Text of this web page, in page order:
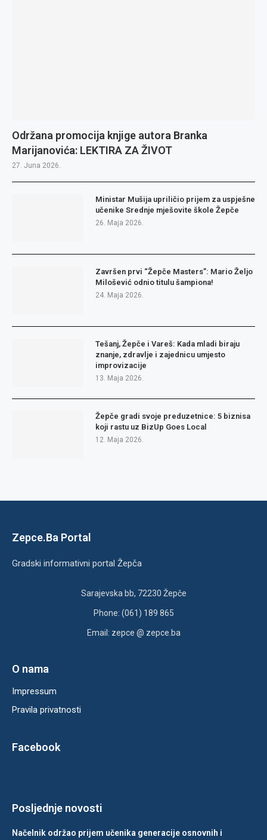
Održana promocija knjige autora Branka
Marijanovića: LEKTIRA ZA ŽIVOT
27. Juna 2026.
Ministar Mušija upriličio prijem za uspješne
učenike Srednje mješovite škole Žepče
26. Maja 2026.
Završen prvi “Žepče Masters”: Mario Željo
Milošević odnio titulu šampiona!
24. Maja 2026.
Tešanj, Žepče i Vareš: Kada mladi biraju
znanje, zdravlje i zajednicu umjesto
improvizacije
13. Maja 2026.
Žepče gradi svoje preduzetnice: 5 biznisa
koji rastu uz BizUp Goes Local
12. Maja 2026.
Zepce.Ba Portal
Gradski informativni portal Žepča
Sarajevska bb, 72230 Žepče
Phone: (061) 189 865
Email: zepce @ zepce.ba
O nama
Impressum
Pravila privatnosti
Facebook
Posljednje novosti
Načelnik održao prijem učenika generacije osnovnih i